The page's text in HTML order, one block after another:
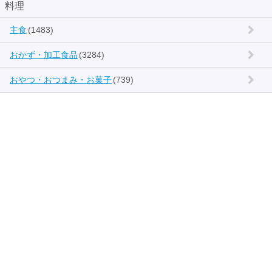
料理
主食 (1483)
おかず・加工食品 (3284)
おやつ・おつまみ・お菓子(739)